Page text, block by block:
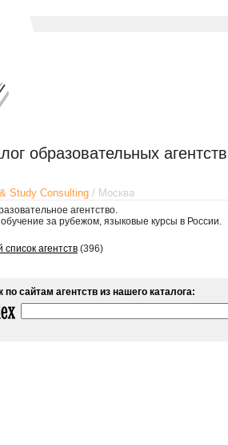
образовательных агентств
Study Consulting / Москва
агентство.
обучение за рубежом, языковые курсы в России.
агентств (396)
по сайтам агентств из нашего каталога: